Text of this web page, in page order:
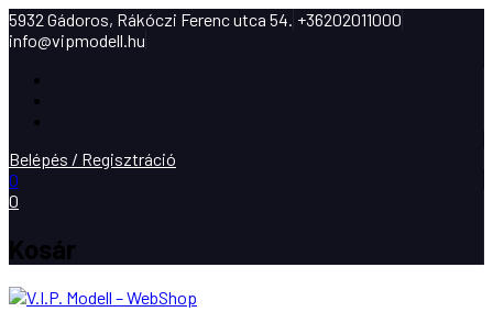
5932 Gádoros, Rákóczi Ferenc utca 54. +36202011000
info@vipmodell.hu
Belépés / Regisztráció
0
0
Kosár